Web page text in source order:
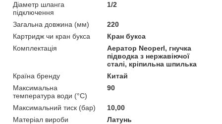
Діаметр шланга
підключення
1/2
Загальна довжина (мм)
220
Картридж чи кран букса
Кран букса
Комплектація
Аератор Neoperl, гнучка
підводка з нержавіючої
сталі, кріпильна шпилька
Країна бренду
Китай
Максимальна
температура води (°C)
90
Максимальний тиск (бар)
10,00
Матеріал вироби
Латунь